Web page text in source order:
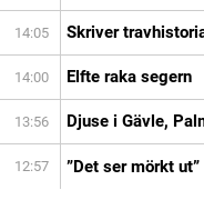
14:05 Skriver
14:00 Elfte raka segern
13:56 Djuse i Gävle,
12:57 ”Det ser mörkt ut”